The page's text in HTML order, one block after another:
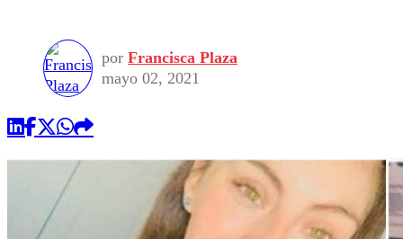
Universidad Católica
Universidad de Chile
Política
Sustentabilidad
Comercial
por Francisca Plaza
mayo 02, 2021